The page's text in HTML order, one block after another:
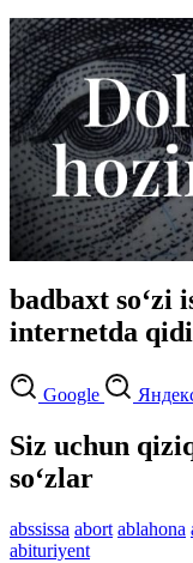
badbaxt so‘zi
internetda
Google
Siz uchun
so‘zlar
abssissa abort ablahona
abituriyent